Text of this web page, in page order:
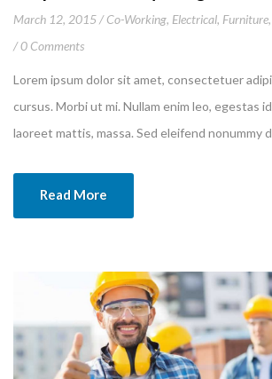
March 12, 2015 Co-Working, Electrical, Furniture,
0 Comments
Lorem ipsum dolor sit amet, consectetuer
cursus. Morbi ut mi. Nullam enim leo, egestas
laoreet mattis, massa. Sed eleifend nonummy
Read More